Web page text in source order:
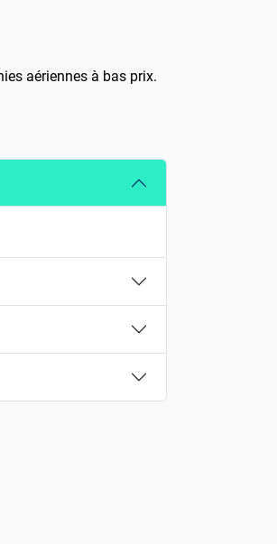
aériennes à bas prix.